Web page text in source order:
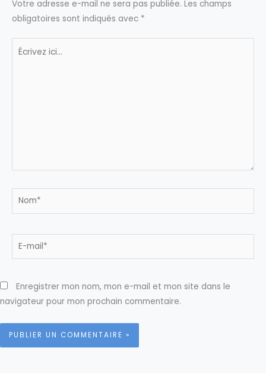
Votre adresse e-mail ne sera pas publiée. Les champs
obligatoires sont indiqués avec *
Écrivez
Nom*
E-
Enregistrer mon nom, mon e-mail et mon site dans le
navigateur pour mon prochain commentaire.